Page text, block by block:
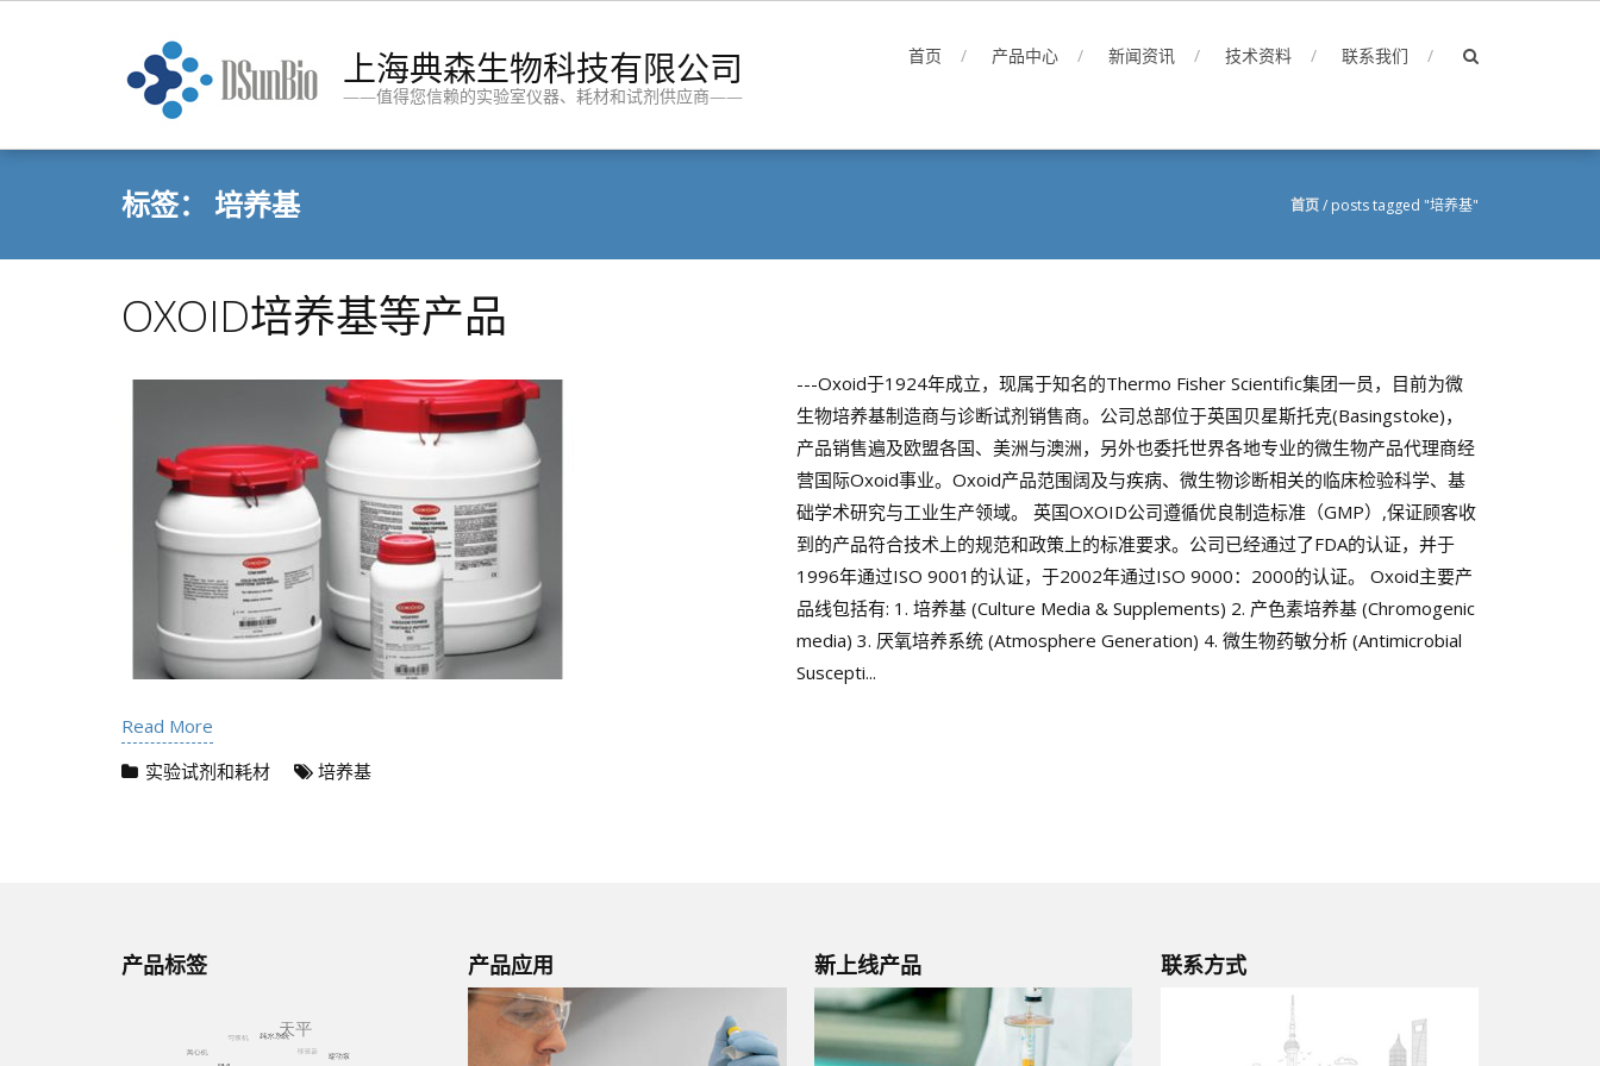
上海典森生物科技有限公司
——值得您信赖的实验室仪器、耗材和试剂供应商——
首页 产品中心 新闻资讯 技术资料 联系我们
标签： 培养基 首页/ posts tagged "培养基"
OXOID培养基等产品
---Oxoid于1924年成立，现属于知名的Thermo Fisher Scientific集团一员，目前为微
生物培养基制造商与诊断试剂销售商。公司总部位于英国贝星斯托克(Basingstoke)，
产品销售遍及欧盟各国、美洲与澳洲，另外也委托世界各地专业的微生物产品代理商经
营国际Oxoid事业。Oxoid产品范围阔及与疾病、微生物诊断相关的临床检验科学、基
础学术研究与工业生产领域。 英国OXOID公司遵循优良制造标准（GMP）,保证顾客收
到的产品符合技术上的规范和政策上的标准要求。公司已经通过了FDA的认证，并于
1996年通过ISO 9001的认证，于2002年通过ISO 9000：2000的认证。 Oxoid主要产
品线包括有: 1. 培养基 (Culture Media & Supplements) 2. 产色素培养基 (Chromogenic
media) 3. 厌氧培养系统 (Atmosphere Generation) 4. 微生物药敏分析 (Antimicrobial
Suscepti...
Read More
实验试剂和耗材
培养基
产品标签 产品应用 新上线产品 联系方式